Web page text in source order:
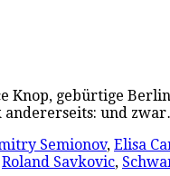
Knop, gebürtige
andererseits: und
Semionov, Elisa
Roland Savkovic,